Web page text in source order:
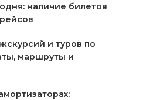
наличие билетов
и туров по
маршруты и